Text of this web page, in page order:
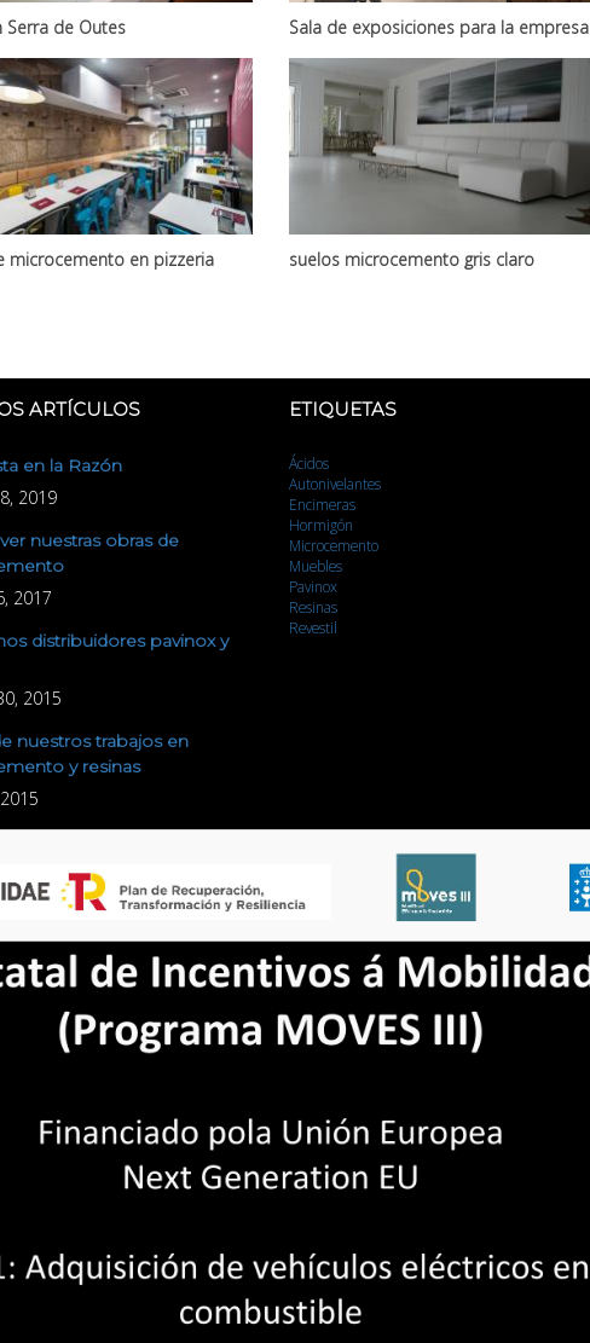
Serra de Outes
Sala de exposiciones para la empresa
microcemento en pizzeria
suelos microcemento gris claro
ARTÍCULOS
en la Razón
2019
nuestras obras de
2017
distribuidores pavinox y
2015
nuestros trabajos en
y resinas
ETIQUETAS
Ácidos
Autonivelantes
Encimeras
Hormigón
Microcemento
Muebles
Pavinox
Resinas
Revestil